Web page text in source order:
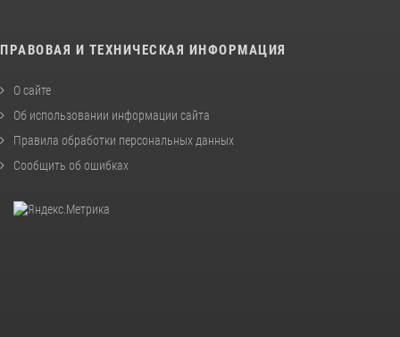
ПРАВОВАЯ И ТЕХНИЧЕСКАЯ ИНФОРМАЦИЯ
О сайте
Об использовании информации сайта
Правила обработки персональных данных
Сообщить об ошибках